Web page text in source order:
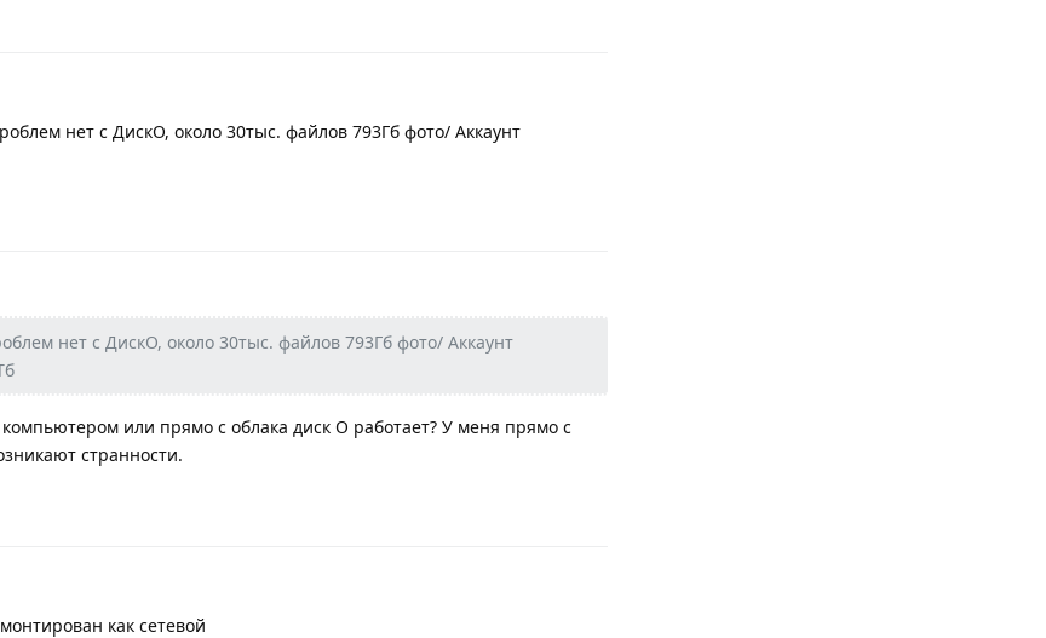
нет с ДискО, около 30тыс. файлов 793Гб фото/ Аккаунт
нет с ДискО, около 30тыс. файлов 793Гб фото/ Аккаунт
или прямо с облака диск О работает? У меня прямо с
странности.
как сетевой